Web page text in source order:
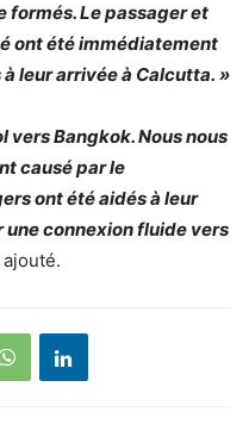
formés. Le passager et
ont été immédiatement
leur arrivée à Calcutta. »
vers Bangkok. Nous nous
causé par le
ont été aidés à leur
une connexion fluide vers